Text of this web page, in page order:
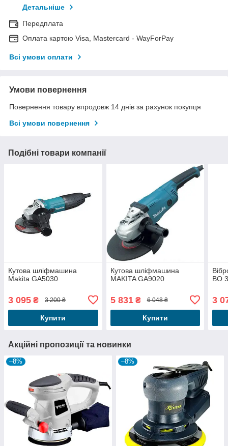
Детальніше
Передплата
Оплата картою Visa, Mastercard - WayForPay
Всі умови оплати
Умови повернення
Повернення товару впродовж 14 днів за рахунок покупця
Всі умови повернення
Подібні товари компанії
Кутова шліфмашина
Makita GA5030
3 095 ₴ 3 200 ₴
Купити
Кутова шліфмашина
MAKITA GA9020
5 831₴ 6 048 ₴
Купити
BO
3
Акційні пропозиції та новинки
–8% –8%